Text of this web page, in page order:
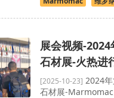
展会视频-
石材展-火热进
[2025-10-23] 2024
石材展-